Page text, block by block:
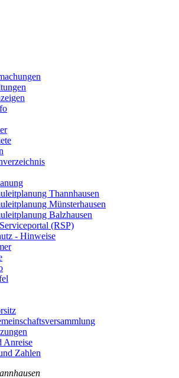
Thannhausen
Münsterhausen
Balzhausen
(RSP)
- Hinweise
Anreise
Zahlen